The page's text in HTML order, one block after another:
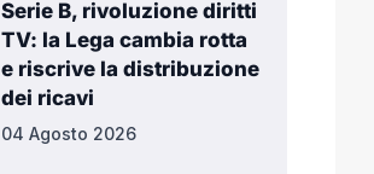
Serie B, rivoluzione diritti
TV: la Lega cambia rotta
e riscrive la distribuzione
dei ricavi
04 Agosto 2026